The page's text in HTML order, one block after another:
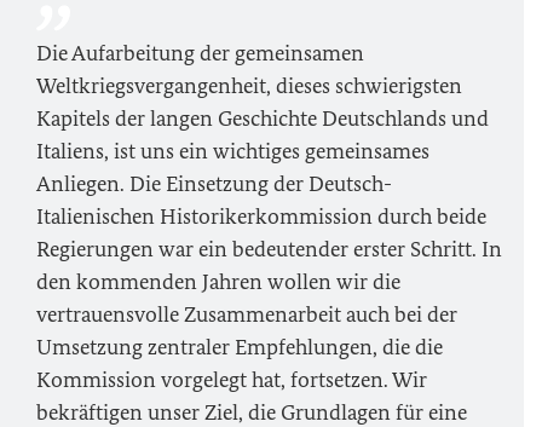
Die Aufarbeitung der gemeinsamen
Weltkriegsvergangenheit, dieses schwierigsten
Kapitels der langen Geschichte Deutschlands und
Italiens, ist uns ein wichtiges gemeinsames
Anliegen. Die Einsetzung der Deutsch-
Italienischen Historikerkommission durch beide
Regierungen war ein bedeutender erster Schritt. In
den kommenden Jahren wollen wir die
vertrauensvolle Zusammenarbeit auch bei der
Umsetzung zentraler Empfehlungen, die die
Kommission vorgelegt hat, fortsetzen. Wir
bekräftigen unser Ziel, die Grundlagen für eine